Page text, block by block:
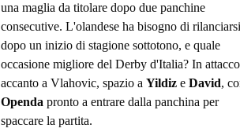
una maglia da titolare dopo due panchine
consecutive. L'olandese ha bisogno di rilanciarsi
dopo un inizio di stagione sottotono, e quale
occasione migliore del Derby d'Italia? In
accanto a Vlahovic, spazio a Yildiz e David,
Openda pronto a entrare dalla panchina per
spaccare la partita.